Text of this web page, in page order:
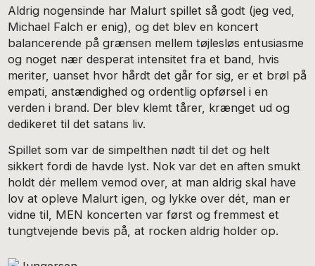
Aldrig nogensinde har Malurt spillet så godt (jeg ved,
Michael Falch er enig), og det blev en koncert
balancerende på grænsen mellem tøjlesløs entusiasme
og noget nær desperat intensitet fra et band, hvis
meriter, uanset hvor hårdt det går for sig, er et brøl på
empati, anstændighed og ordentlig opførsel i en
verden i brand. Der blev klemt tårer, krænget ud og
dedikeret til det satans liv.
Spillet som var de simpelthen nødt til det og helt
sikkert fordi de havde lyst. Nok var det en aften smukt
holdt dér mellem vemod over, at man aldrig skal have
lov at opleve Malurt igen, og lykke over dét, man er
vidne til, MEN koncerten var først og fremmest et
tungtvejende bevis på, at rocken aldrig holder op.